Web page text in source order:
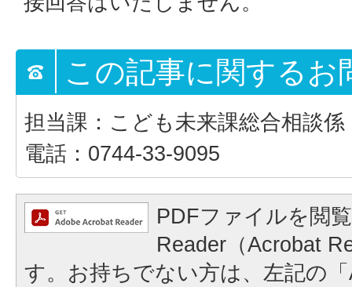
この記事に関するお
担当課：こども未来課総合相談係
電話：0744-33-9095
PDFファイルを閲
Reader（Acrobat
す。お持ちでない方は、左記の